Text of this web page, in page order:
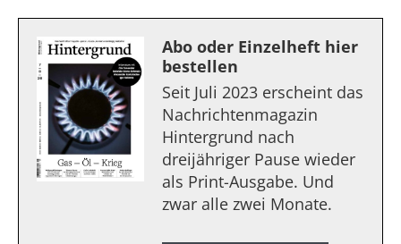
Abo oder Einzelheft hier
bestellen
Seit Juli 2023 erscheint das
Nachrichtenmagazin
Hintergrund nach
dreijähriger Pause wieder
als Print-Ausgabe. Und
zwar alle zwei Monate.